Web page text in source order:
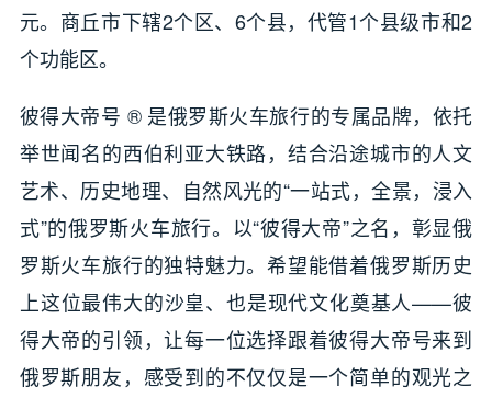
元。商丘市下辖2个区、6个县，代管1个县级市和2
个功能区。
彼得大帝号 ® 是俄罗斯火车旅行的专属品牌，依托
举世闻名的西伯利亚大铁路，结合沿途城市的人文
艺术、历史地理、自然风光的“一站式，全景，浸入
式”的俄罗斯火车旅行。以“彼得大帝”之名，彰显俄
罗斯火车旅行的独特魅力。希望能借着俄罗斯历史
上这位最伟大的沙皇、也是现代文化奠基人——彼
得大帝的引领，让每一位选择跟着彼得大帝号来到
俄罗斯朋友，感受到的不仅仅是一个简单的观光之